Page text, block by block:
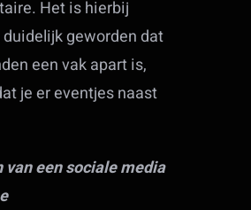
Het is hierbij
geworden dat
een vak apart is,
je er eventjes naast
van een sociale media